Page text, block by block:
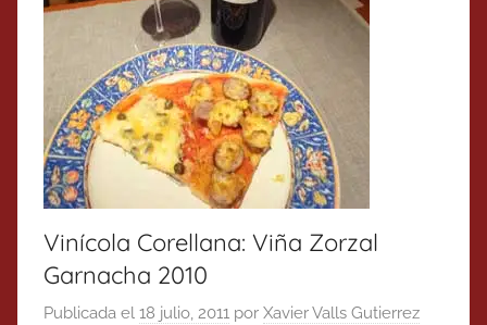
Vinícola Corellana: Viña Zorzal
Garnacha 2010
Publicada el 18 julio, 2011 por Xavier Valls Gutierrez